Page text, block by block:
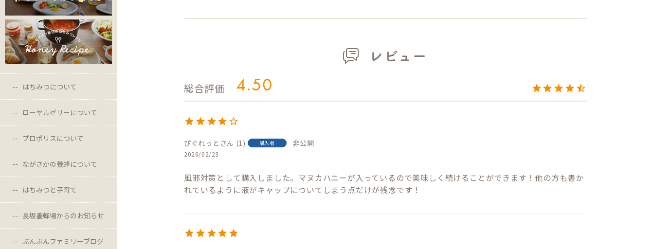
はちみつについて
ローヤルゼリーについて
プロポリスについて
ながさかの養蜂について
はちみつと子育て
長坂養蜂場からのお知らせ
ぶんぶんファミリーブログ
レビュー
4.50
ぴぐれっと 1 購入者 非公開
2026/02/23
風邪対策として購入しました。マヌカハニーが入っているので美味しく続けることができます！他の方も書か
れているように液がキャップについてしまう点だけが残念です！